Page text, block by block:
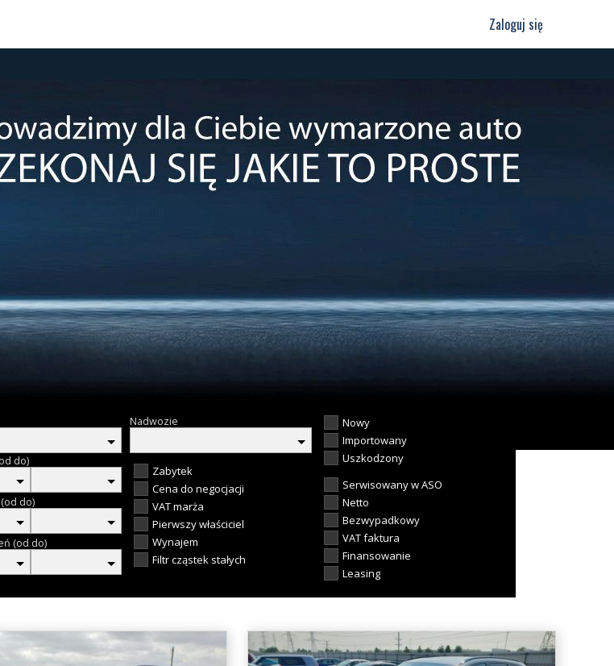
Zaloguj się
do)
do)
(od do)
Nadwozie
Zabytek
Cena do negocjacji
VAT marża
Pierwszy właściciel
Wynajem
Filtr cząstek stałych
Nowy
Importowany
Uszkodzony
Serwisowany w ASO
Netto
Bezwypadkowy
VAT faktura
Finansowanie
Leasing